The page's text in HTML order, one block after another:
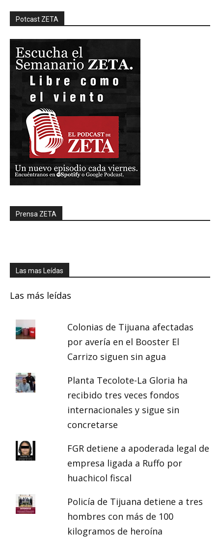
Potcast ZETA
Prensa ZETA
Las mas Leídas
Las más leídas
Colonias de Tijuana afectadas
por avería en el Booster El
Carrizo siguen sin agua
Planta Tecolote-La Gloria ha
recibido tres veces fondos
internacionales y sigue sin
concretarse
FGR detiene a apoderada legal de
empresa ligada a Ruffo por
huachicol fiscal
Policía de Tijuana detiene a tres
hombres con más de 100
kilogramos de heroína